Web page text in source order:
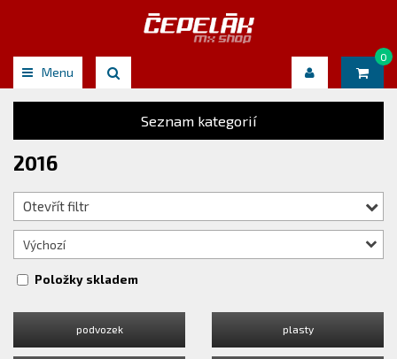
Menu
0
Seznam kategorií
2016
Otevřít filtr
Výchozí
Položky skladem
podvozek plasty